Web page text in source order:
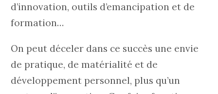
d’innovation, outils d’emancipation et de
formation…
On peut déceler dans ce succès une envie
de pratique, de matérialité et de
développement personnel, plus qu’un